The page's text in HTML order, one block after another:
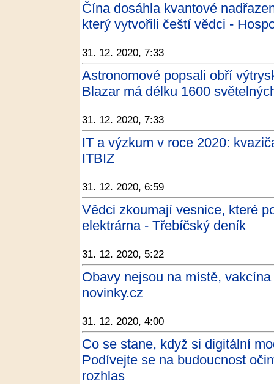
Čína dosáhla kvantové
který vytvořili čeští vědci -
31. 12. 2020, 7:33
Astronomové popsali obří
Blazar má délku 1600
31. 12. 2020, 7:33
IT a výzkum v roce 2020:
ITBIZ
31. 12. 2020, 6:59
Vědci zkoumají vesnice, které
elektrárna - Třebíčský deník
31. 12. 2020, 5:22
Obavy nejsou na místě,
novinky.cz
31. 12. 2020, 4:00
Co se stane, když si digitální
Podívejte se na budoucnost
rozhlas